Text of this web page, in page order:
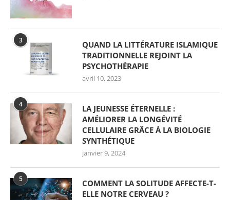
3
QUAND LA LITTÉRATURE ISLAMIQUE
TRADITIONNELLE REJOINT LA
PSYCHOTHÉRAPIE
avril 10, 2023
4
LA JEUNESSE ÉTERNELLE :
AMÉLIORER LA LONGÉVITÉ
CELLULAIRE GRÂCE À LA BIOLOGIE
SYNTHÉTIQUE
janvier 9, 2024
5
COMMENT LA SOLITUDE AFFECTE-T-
ELLE NOTRE CERVEAU ?